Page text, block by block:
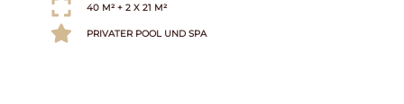
40 M² + 2 X 21 M²
PRIVATER POOL UND SPA